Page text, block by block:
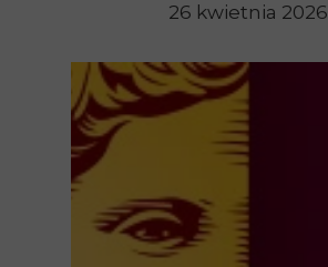
26 kwietnia 2026